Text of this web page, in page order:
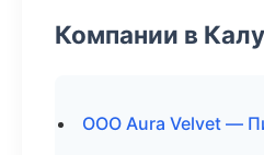
Компании в
ООО Aura Velvet —